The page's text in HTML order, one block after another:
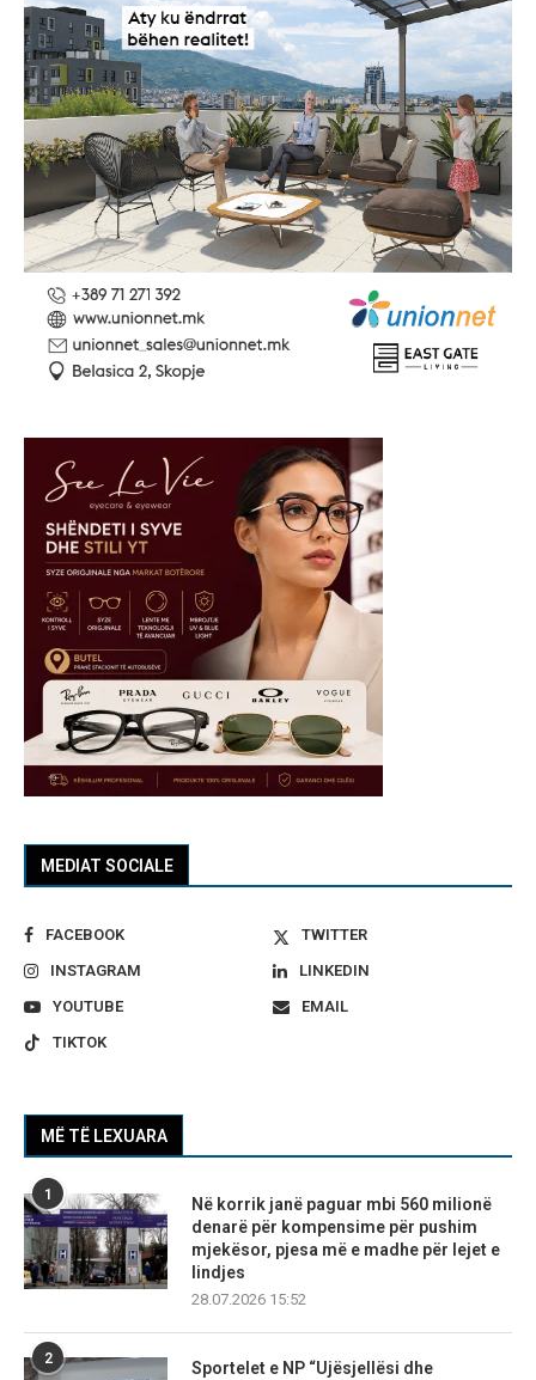
MEDIAT SOCIALE
FACEBOOK
TWITTER
INSTAGRAM
LINKEDIN
YOUTUBE
EMAIL
TIKTOK
MË TË LEXUARA
1
Në korrik janë paguar mbi 560 milionë
denarë për kompensime për pushim
mjekësor, pjesa më e madhe për lejet e
lindjes
28.07.2026 15:52
2
Sportelet e NP “Ujësjellësi dhe